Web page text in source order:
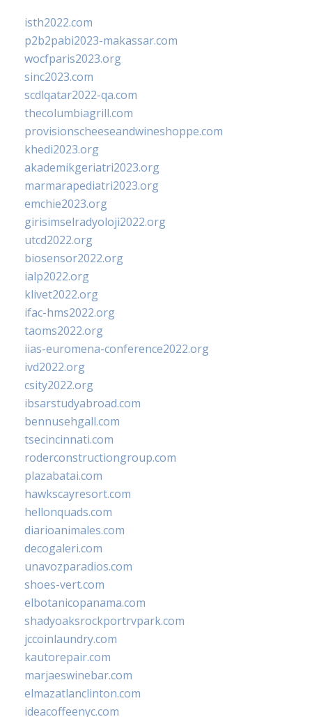
isth2022.com
p2b2pabi2023-makassar.com
wocfparis2023.org
sinc2023.com
scdlqatar2022-qa.com
thecolumbiagrill.com
provisionscheeseandwineshoppe.com
khedi2023.org
akademikgeriatri2023.org
marmarapediatri2023.org
emchie2023.org
girisimselradyoloji2022.org
utcd2022.org
biosensor2022.org
ialp2022.org
klivet2022.org
ifac-hms2022.org
taoms2022.org
iias-euromena-conference2022.org
ivd2022.org
csity2022.org
ibsarstudyabroad.com
bennusehgall.com
tsecincinnati.com
roderconstructiongroup.com
plazabatai.com
hawkscayresort.com
hellonquads.com
diarioanimales.com
decogaleri.com
unavozparadios.com
shoes-vert.com
elbotanicopanama.com
shadyoaksrockportrvpark.com
jccoinlaundry.com
kautorepair.com
marjaeswinebar.com
elmazatlanclinton.com
ideacoffeenyc.com